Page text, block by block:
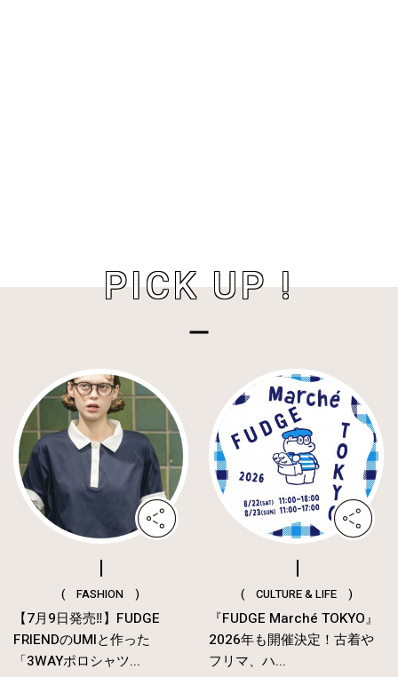
PICK UP !
( FASHION )
【7月9日発売‼︎】FUDGE
FRIENDのUMIと作った
「3WAYポロシャツ...
( CULTURE & LIFE )
『FUDGE Marché TOKYO』
2026年も開催決定！古着や
フリマ、ハ...